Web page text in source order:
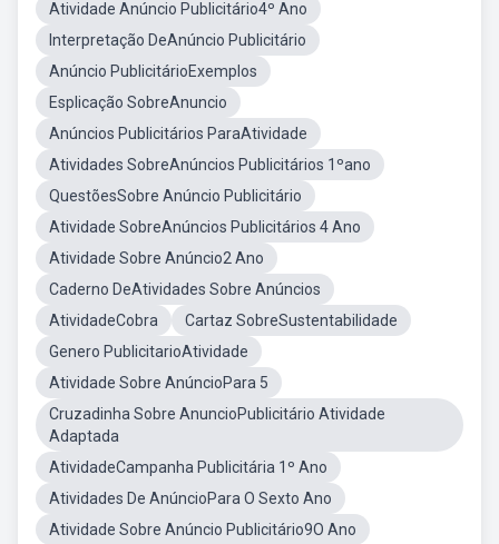
Atividade Anúncio Publicitário4º Ano
Interpretação DeAnúncio Publicitário
Anúncio PublicitárioExemplos
Esplicação SobreAnuncio
Anúncios Publicitários ParaAtividade
Atividades SobreAnúncios Publicitários 1ºano
QuestõesSobre Anúncio Publicitário
Atividade SobreAnúncios Publicitários 4 Ano
Atividade Sobre Anúncio2 Ano
Caderno DeAtividades Sobre Anúncios
AtividadeCobra
Cartaz SobreSustentabilidade
Genero PublicitarioAtividade
Atividade Sobre AnúncioPara 5
Cruzadinha Sobre AnuncioPublicitário Atividade
Adaptada
AtividadeCampanha Publicitária 1º Ano
Atividades De AnúncioPara O Sexto Ano
Atividade Sobre Anúncio Publicitário9O Ano